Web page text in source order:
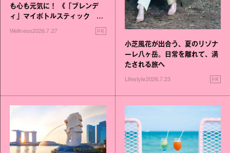
も心も元気に！ 《「ブレンデ
ィ」マイボトルスティック い
いこと毎日》シリーズが誕生
Wellness2026.7.27 PR
小芝風花が出合う、夏のリゾナ
ーレ八ヶ岳。日常を離れて、満
たされる旅へ
Lifestyle2026.7.23 PR